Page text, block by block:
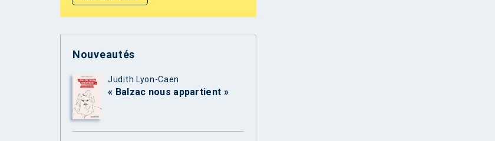
Nouveautés
Judith Lyon-Caen
« Balzac nous appartient »